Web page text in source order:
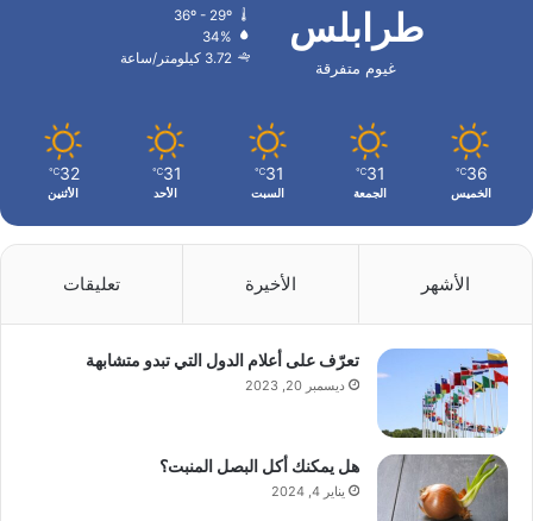
طرابلس
غيوم متفرقة
36º - 29º
34%
3.72 كيلومتر/ساعة
36
℃
الخميس
31
℃
الجمعة
31
℃
السبت
31
℃
الأحد
32
℃
الأثنين
الأشهر الأخيرة تعليقات
تعرّف على أعلام الدول التي تبدو متشابهة
ديسمبر 20, 2023
هل يمكنك أكل البصل المنبت؟
يناير 4, 2024